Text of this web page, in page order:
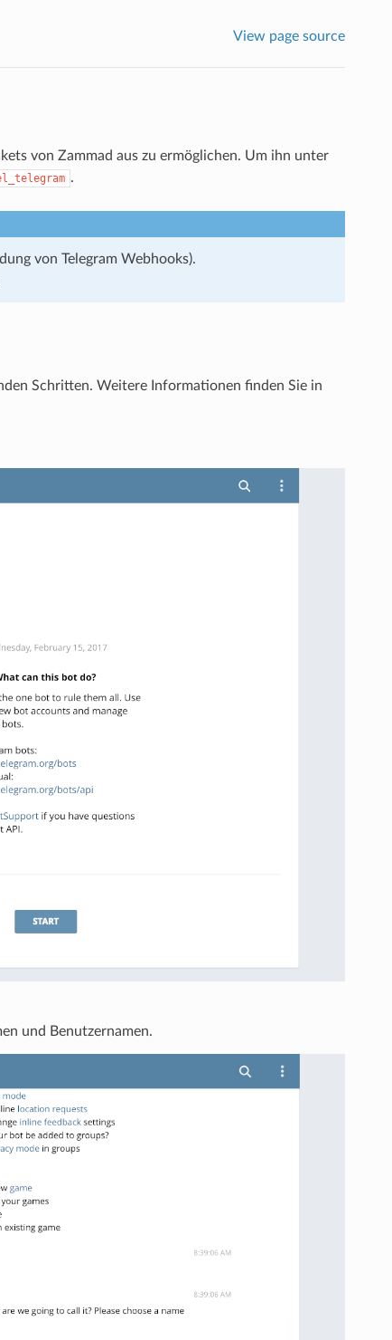
View page source
von Zammad aus zu ermöglichen. Um ihn unter
.
von Telegram Webhooks).
Schritten. Weitere Informationen finden Sie in
und Benutzernamen.